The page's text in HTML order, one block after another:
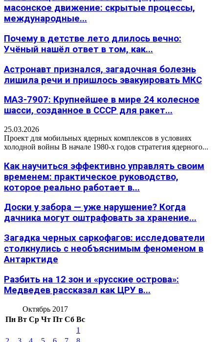
масонское движение: скрытые процессы,
международные...
Почему в детстве лето длилось вечно:
Учёный нашёл ответ в том, как...
Астронавт признался, загадочная болезнь
лишила речи и пришлось эвакуировать МКС
МАЗ-7907: Крупнейшее в мире 24 колесное
шасси, созданное в СССР для ракет...
25.03.2026
Проект для мобильных ядерных комплексов в условиях
холодной войны В начале 1980-х годов стратегия ядерного...
Как научиться эффективно управлять своим
временем: практическое руководство,
которое реально работает в...
Доски у забора — уже нарушение? Когда
дачника могут оштрафовать за хранение...
Загадка черных саркофагов: исследователи
столкнулись с необъяснимым феноменом в
Антарктиде
Разбить на 12 зон и «русские острова»:
Медведев рассказал как ЦРУ в...
Октябрь 2017
Пн Вт Ср Чт Пт Сб Вс
1